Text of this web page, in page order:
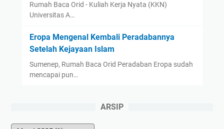
Rumah Baca Orid - Kuliah Kerja Nyata (KKN)
Universitas A…
Eropa Mengenal Kembali Peradabannya
Setelah Kejayaan Islam
Sumenep, Rumah Baca Orid Peradaban Eropa sudah
mencapai pun…
ARSIP